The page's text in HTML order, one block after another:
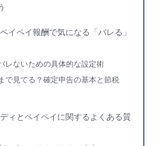
イペイ報酬で気になる「バレる」
レないための具体的な設定術
で見てる？確定申告の基本と節税
ィとペイペイに関するよくある質